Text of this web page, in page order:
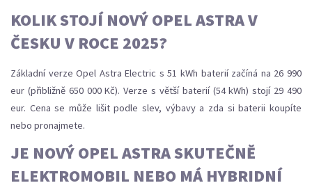
KOLIK STOJÍ NOVÝ OPEL ASTRA V
ČESKU V ROCE 2025?
Základní verze Opel Astra Electric s 51 kWh baterií začíná na 26 990
eur (přibližně 650 000 Kč). Verze s větší baterií (54 kWh) stojí 29 490
eur. Cena se může lišit podle slev, výbavy a zda si baterii koupíte
nebo pronajmete.
JE NOVÝ OPEL ASTRA SKUTEČNĚ
ELEKTROMOBIL NEBO MÁ HYBRIDNÍ